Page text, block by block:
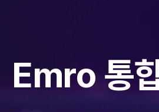
Emro 통